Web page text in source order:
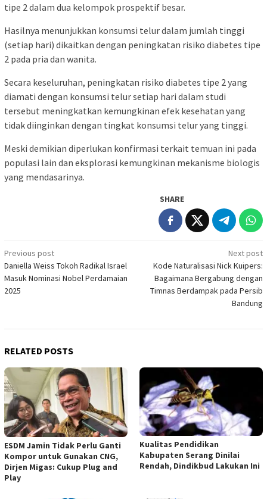
tipe 2 dalam dua kelompok prospektif besar.
Hasilnya menunjukkan konsumsi telur dalam jumlah tinggi
(setiap hari) dikaitkan dengan peningkatan risiko diabetes tipe
2 pada pria dan wanita.
Secara keseluruhan, peningkatan risiko diabetes tipe 2 yang
diamati dengan konsumsi telur setiap hari dalam studi
tersebut meningkatkan kemungkinan efek kesehatan yang
tidak diinginkan dengan tingkat konsumsi telur yang tinggi.
Meski demikian diperlukan konfirmasi terkait temuan ini pada
populasi lain dan eksplorasi kemungkinan mekanisme biologis
yang mendasarinya.
SHARE
Post
navigation
Previous post
Daniella Weiss Tokoh Radikal Israel
Masuk Nominasi Nobel Perdamaian
2025
Next post
Kode Naturalisasi Nick Kuipers:
Bagaimana Bergabung dengan
Timnas Berdampak pada Persib
Bandung
RELATED POSTS
ESDM Jamin Tidak Perlu Ganti
Kompor untuk Gunakan CNG,
Dirjen Migas: Cukup Plug and
Play
Kualitas Pendidikan
Kabupaten Serang Dinilai
Rendah, Dindikbud Lakukan Ini